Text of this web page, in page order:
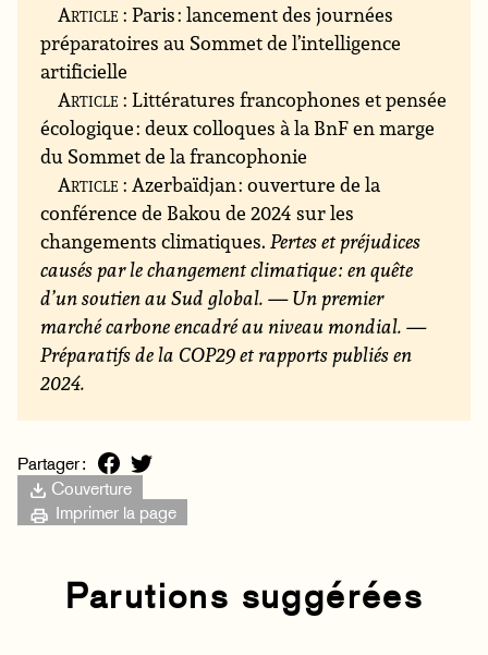
Article : Paris : lancement des journées
préparatoires au Sommet de l’intelligence
artificielle
Article : Littératures francophones et pensée
écologique : deux colloques à la BnF en marge
du Sommet de la francophonie
Article : Azerbaïdjan : ouverture de la
conférence de Bakou de 2024 sur les
changements climatiques.Pertes et préjudices
causés par le changement climatique : en quête
d’un soutien au Sud global. — Un premier
marché carbone encadré au niveau mondial. —
Préparatifs de la COP29 et rapports publiés en
2024.
Partager :
Couverture
Imprimer la page
Parutions suggérées